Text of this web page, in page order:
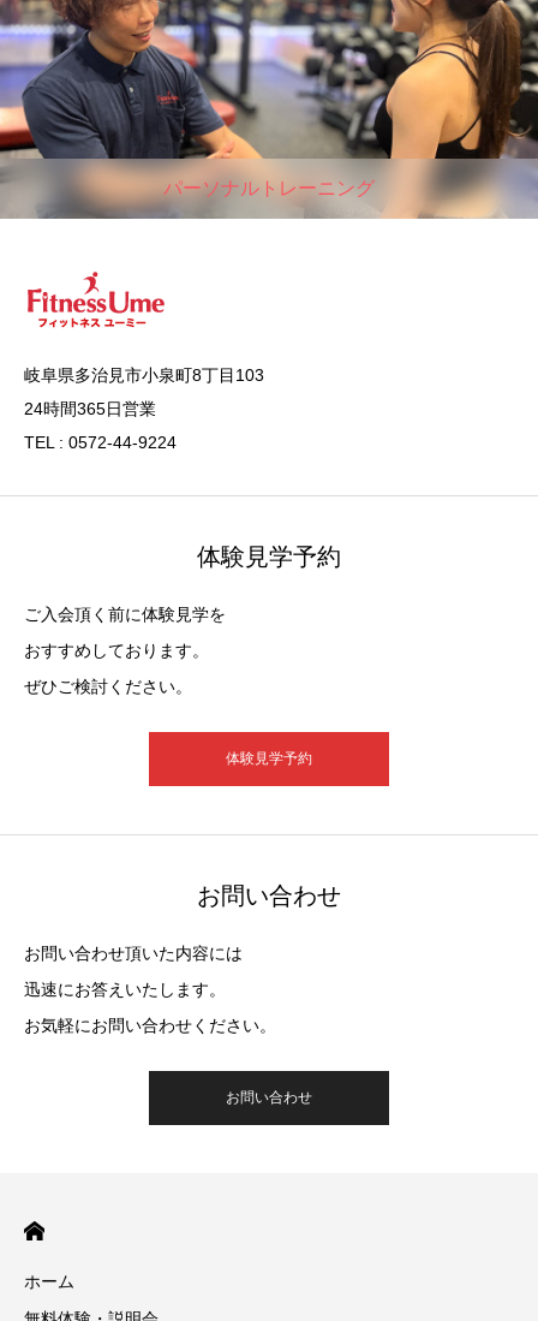
パーソナルトレーニング
岐阜県多治見市小泉町8丁目103
24時間365日営業
TEL : 0572-44-9224
体験見学予約
ご入会頂く前に体験見学を
おすすめしております。
ぜひご検討ください。
体験見学予約
お問い合わせ
お問い合わせ頂いた内容には
迅速にお答えいたします。
お気軽にお問い合わせください。
お問い合わせ
ホーム